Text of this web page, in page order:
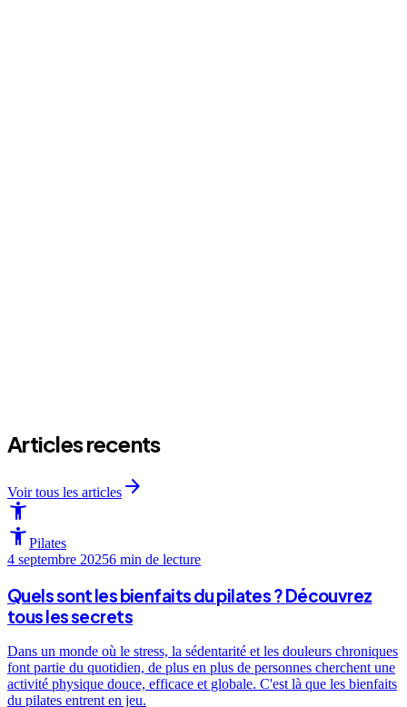
Articles recents
Voir tous les articles arrow_forward
accessibility_new
accessibility_newPilates
4 septembre 20256 min de lecture
Quels sont les bienfaits du pilates ? Découvrez
tous les secrets
Dans un monde où le stress, la sédentarité et les douleurs chroniques
font partie du quotidien, de plus en plus de personnes cherchent une
activité physique douce, efficace et globale. C'est là que les bienfaits
du pilates entrent en jeu.